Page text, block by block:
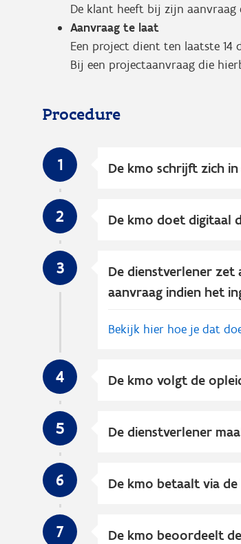
De klant heeft bij zijn aanvraag
Aanvraag te laat
Een project dient ten laatste 14
Bij een projectaanvraag die
Procedure
1 De kmo schrijft zich
2 De kmo doet digitaal
3
De dienstverlener
aanvraag indien het
Bekijk hier hoe je dat
4 De kmo volgt de
5 De dienstverlener
6 De kmo betaalt via
7 De kmo beoordeelt